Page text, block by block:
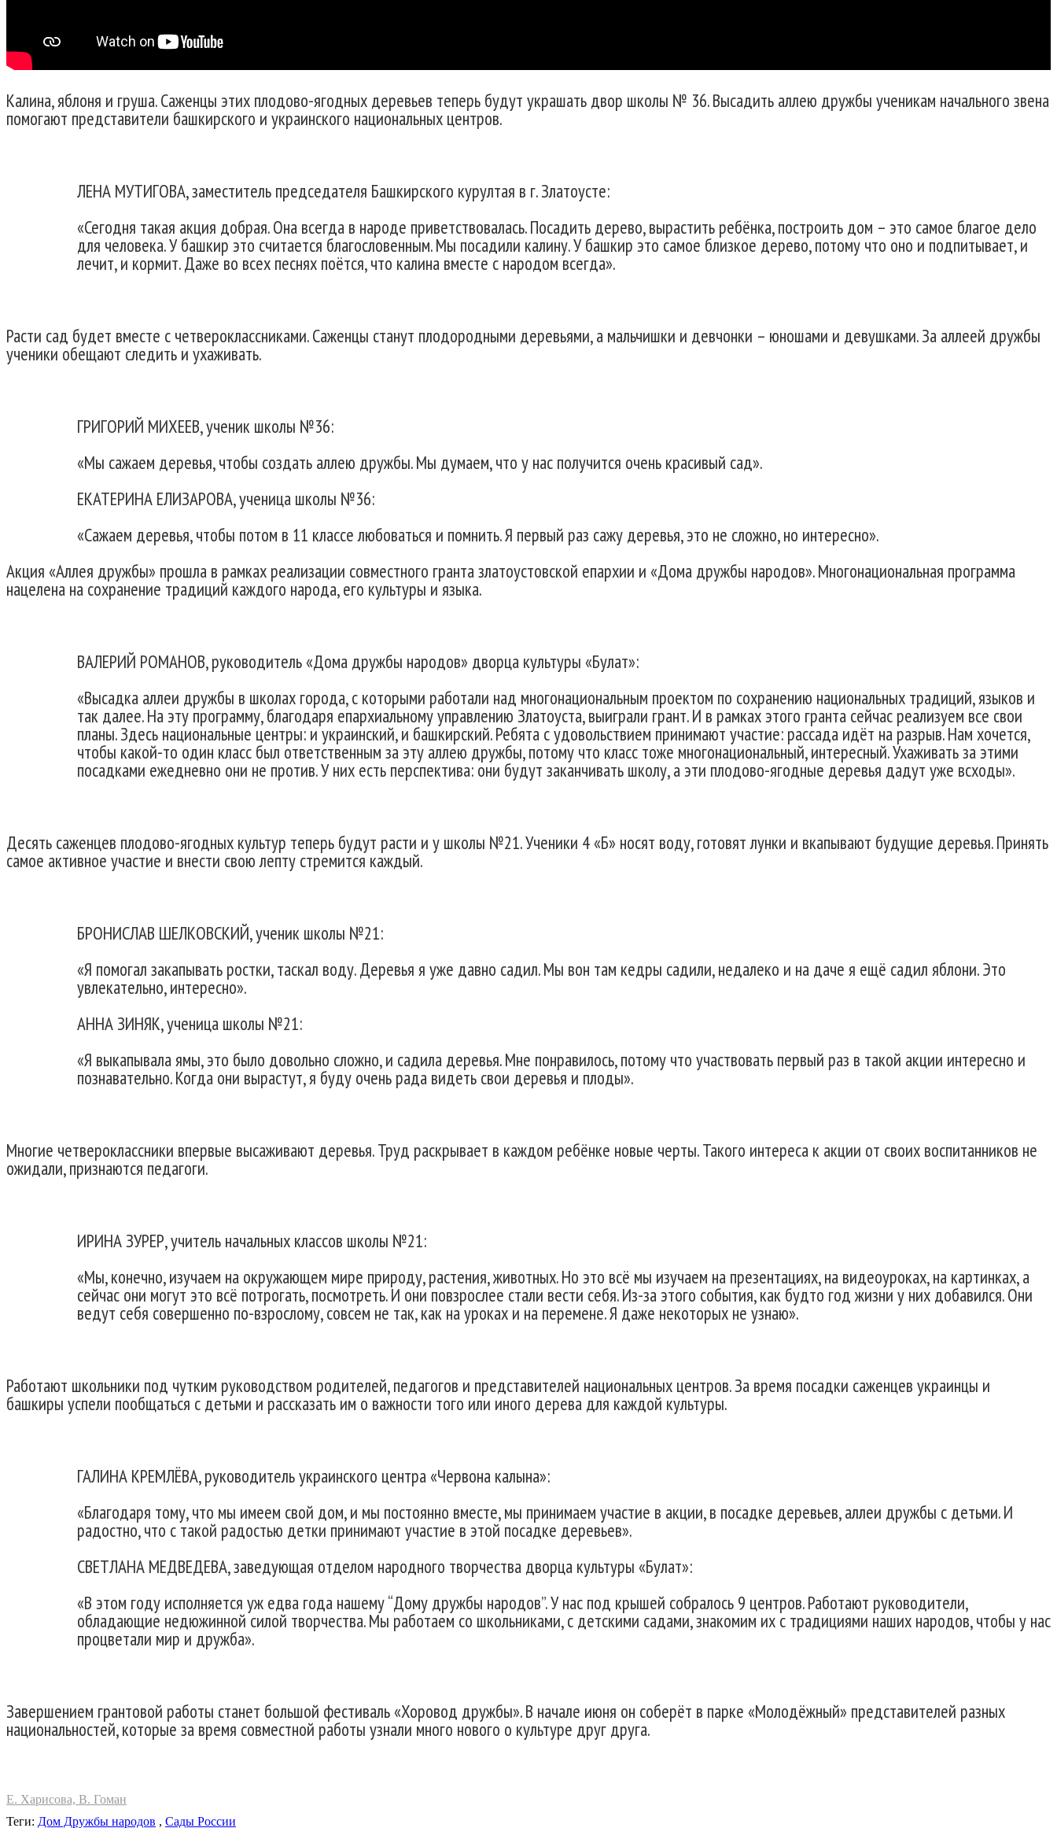
Калина, яблоня и груша. Саженцы этих плодово-ягодных деревьев теперь будут украшать двор школы № 36. Высадить аллею дружбы ученикам начального звена
помогают представители башкирского и украинского национальных центров.
ЛЕНА МУТИГОВА, заместитель председателя Башкирского курултая в г. Златоусте:
«Сегодня такая акция добрая. Она всегда в народе приветствовалась. Посадить дерево, вырастить ребёнка, построить дом – это самое благое дело
для человека. У башкир это считается благословенным. Мы посадили калину. У башкир это самое близкое дерево, потому что оно и подпитывает, и
лечит, и кормит. Даже во всех песнях поётся, что калина вместе с народом всегда».
Расти сад будет вместе с четвероклассниками. Саженцы станут плодородными деревьями, а мальчишки и девчонки – юношами и девушками. За аллеей дружбы
ученики обещают следить и ухаживать.
ГРИГОРИЙ МИХЕЕВ, ученик школы №36:
«Мы сажаем деревья, чтобы создать аллею дружбы. Мы думаем, что у нас получится очень красивый сад».
ЕКАТЕРИНА ЕЛИЗАРОВА, ученица школы №36:
«Сажаем деревья, чтобы потом в 11 классе любоваться и помнить. Я первый раз сажу деревья, это не сложно, но интересно».
Акция «Аллея дружбы» прошла в рамках реализации совместного гранта златоустовской епархии и «Дома дружбы народов». Многонациональная программа
нацелена на сохранение традиций каждого народа, его культуры и языка.
ВАЛЕРИЙ РОМАНОВ, руководитель «Дома дружбы народов» дворца культуры «Булат»:
«Высадка аллеи дружбы в школах города, с которыми работали над многонациональным проектом по сохранению национальных традиций, языков и
так далее. На эту программу, благодаря епархиальному управлению Златоуста, выиграли грант. И в рамках этого гранта сейчас реализуем все свои
планы. Здесь национальные центры: и украинский, и башкирский. Ребята с удовольствием принимают участие: рассада идёт на разрыв. Нам хочется,
чтобы какой-то один класс был ответственным за эту аллею дружбы, потому что класс тоже многонациональный, интересный. Ухаживать за этими
посадками ежедневно они не против. У них есть перспектива: они будут заканчивать школу, а эти плодово-ягодные деревья дадут уже всходы».
Десять саженцев плодово-ягодных культур теперь будут расти и у школы №21. Ученики 4 «Б» носят воду, готовят лунки и вкапывают будущие деревья. Принять
самое активное участие и внести свою лепту стремится каждый.
БРОНИСЛАВ ШЕЛКОВСКИЙ, ученик школы №21:
«Я помогал закапывать ростки, таскал воду. Деревья я уже давно садил. Мы вон там кедры садили, недалеко и на даче я ещё садил яблони. Это
увлекательно, интересно».
АННА ЗИНЯК, ученица школы №21:
«Я выкапывала ямы, это было довольно сложно, и садила деревья. Мне понравилось, потому что участвовать первый раз в такой акции интересно и
познавательно. Когда они вырастут, я буду очень рада видеть свои деревья и плоды».
Многие четвероклассники впервые высаживают деревья. Труд раскрывает в каждом ребёнке новые черты. Такого интереса к акции от своих воспитанников не
ожидали, признаются педагоги.
ИРИНА ЗУРЕР, учитель начальных классов школы №21:
«Мы, конечно, изучаем на окружающем мире природу, растения, животных. Но это всё мы изучаем на презентациях, на видеоуроках, на картинках, а
сейчас они могут это всё потрогать, посмотреть. И они повзрослее стали вести себя. Из-за этого события, как будто год жизни у них добавился. Они
ведут себя совершенно по-взрослому, совсем не так, как на уроках и на перемене. Я даже некоторых не узнаю».
Работают школьники под чутким руководством родителей, педагогов и представителей национальных центров. За время посадки саженцев украинцы и
башкиры успели пообщаться с детьми и рассказать им о важности того или иного дерева для каждой культуры.
ГАЛИНА КРЕМЛЁВА, руководитель украинского центра «Червона калына»:
«Благодаря тому, что мы имеем свой дом, и мы постоянно вместе, мы принимаем участие в акции, в посадке деревьев, аллеи дружбы с детьми. И
радостно, что с такой радостью детки принимают участие в этой посадке деревьев».
СВЕТЛАНА МЕДВЕДЕВА, заведующая отделом народного творчества дворца культуры «Булат»:
«В этом году исполняется уж едва года нашему “Дому дружбы народов”. У нас под крышей собралось 9 центров. Работают руководители,
обладающие недюжинной силой творчества. Мы работаем со школьниками, с детскими садами, знакомим их с традициями наших народов, чтобы у нас
процветали мир и дружба».
Завершением грантовой работы станет большой фестиваль «Хоровод дружбы». В начале июня он соберёт в парке «Молодёжный» представителей разных
национальностей, которые за время совместной работы узнали много нового о культуре друг друга.
Е. Харисова, В. Гоман
Теги: Дом Дружбы народов , Сады России